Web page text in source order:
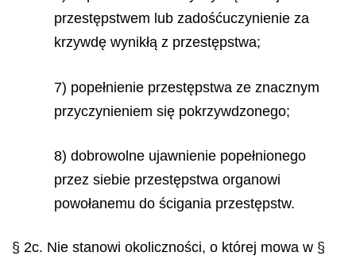
przestępstwem lub zadośćuczynienie za
krzywdę wynikłą z przestępstwa;
7) popełnienie przestępstwa ze znacznym
przyczynieniem się pokrzywdzonego;
8) dobrowolne ujawnienie popełnionego
przez siebie przestępstwa organowi
powołanemu do ścigania przestępstw.
§ 2c. Nie stanowi okoliczności, o której mowa w §